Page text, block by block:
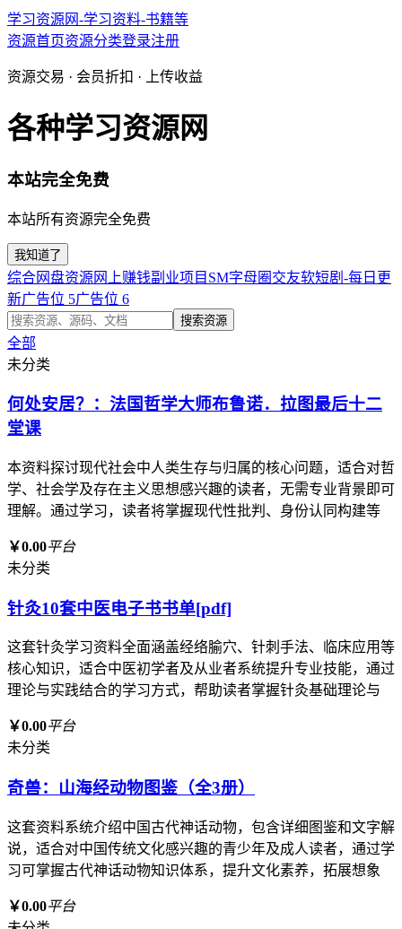
学习资源网-学习资料-书籍等
资源首页资源分类登录注册
资源交易 · 会员折扣 · 上传收益
各种学习资源网
本站完全免费
本站所有资源完全免费
我知道了
综合网盘资源 网上赚钱副业项目 SM字母圈交友软短剧-每日更
新广告位 5广告位 6
搜索资源
全部
未分类
何处安居？：法国哲学大师布鲁诺．拉图最后十二
堂课
本资料探讨现代社会中人类生存与归属的核心问题，适合对哲
学、社会学及存在主义思想感兴趣的读者，无需专业背景即可
理解。通过学习，读者将掌握现代性批判、身份认同构建等
￥0.00平台
未分类
针灸10套中医电子书书单[pdf]
这套针灸学习资料全面涵盖经络腧穴、针刺手法、临床应用等
核心知识，适合中医初学者及从业者系统提升专业技能，通过
理论与实践结合的学习方式，帮助读者掌握针灸基础理论与
￥0.00平台
未分类
奇兽：山海经动物图鉴（全3册）
这套资料系统介绍中国古代神话动物，包含详细图鉴和文字解
说，适合对中国传统文化感兴趣的青少年及成人读者，通过学
习可掌握古代神话动物知识体系，提升文化素养，拓展想象
￥0.00平台